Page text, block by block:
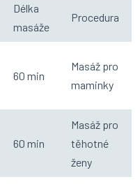
Délka
masáže
Procedura
60 min
Masáž pro
maminky
60 min
Masáž pro
těhotné
ženy